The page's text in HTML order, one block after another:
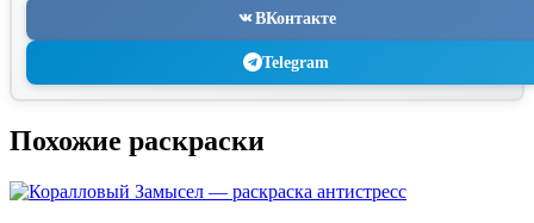
ВКонтакте
Telegram
Похожие раскраски